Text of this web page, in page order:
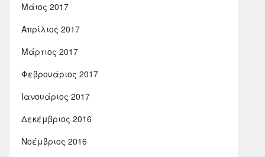
Μάιος 2017
Απρίλιος 2017
Μάρτιος 2017
Φεβρουάριος 2017
Ιανουάριος 2017
Δεκέμβριος 2016
Νοέμβριος 2016